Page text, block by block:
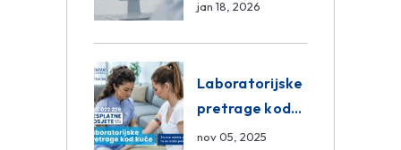
Centar
Poliklinika
jan 18, 2026
Laboratorijske
pretrage kod
kuće – novo u
nov 05, 2025